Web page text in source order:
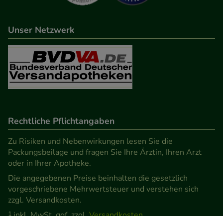
Medien übertragen werden.
Unser Netzwerk
Rechtliche Pflichtangaben
Zu Risiken und Nebenwirkungen lesen Sie die
Packungsbeilage und fragen Sie Ihre Ärztin, Ihren Arzt
oder in Ihrer Apotheke.
Die angegebenen Preise beinhalten die gesetzlich
vorgeschriebene Mehrwertsteuer und verstehen sich
zzgl. Versandkosten.